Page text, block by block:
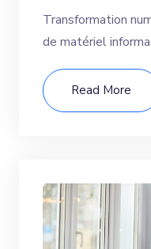
Transformation
de matériel
Read More